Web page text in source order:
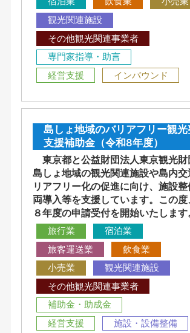
観光関連施設
その他観光関連事業者
専門家指導・助言
経営支援
インバウンド
島しょ地域のバリアフリー観光
支援補助金（令和8年度）
東京都と公益財団法人東京観光財
島しょ地域の観光関連施設や島内
リアフリー化の促進に向け、施設
両導入等を支援しています。この
８年度の申請受付を開始いたします
旅行業
宿泊業
旅客運送業
飲食業
小売業
観光関連施設
その他観光関連事業者
補助金・助成金
経営支援
施設・設備整備